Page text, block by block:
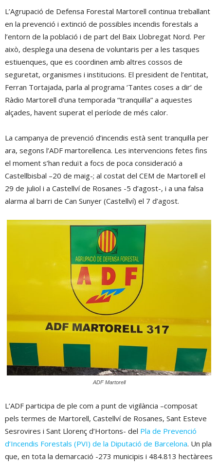
L’Agrupació de Defensa Forestal Martorell continua treballant
en la prevenció i extinció de possibles incendis forestals a
l’entorn de la població i de part del Baix Llobregat Nord. Per
això, desplega una desena de voluntaris per a les tasques
estiuenques, que es coordinen amb altres cossos de
seguretat, organismes i institucions. El president de l’entitat,
Ferran Tortajada, parla al programa ‘Tantes coses a dir’ de
Ràdio Martorell d’una temporada “tranquil·la” a aquestes
alçades, havent superat el període de més calor.
La campanya de prevenció d’incendis està sent tranquil·la per
ara, segons l’ADF martorellenca. Les intervencions fetes fins
el moment s’han reduït a focs de poca consideració a
Castellbisbal –20 de maig-; al costat del CEM de Martorell el
29 de juliol i a Castellví de Rosanes -5 d’agost-, i a una falsa
alarma al barri de Can Sunyer (Castellví) el 7 d’agost.
ADF Martorell
L’ADF participa de ple com a punt de vigilància –composat
pels termes de Martorell, Castellví de Rosanes, Sant Esteve
Sesrovires i Sant Llorenç d’Hortons- del Pla de Prevenció
d’Incendis Forestals (PVI) de la Diputació de Barcelona. Un pla
que, en tota la demarcació -273 municipis i 484.813 hectàrees